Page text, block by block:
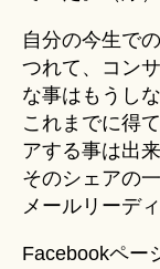
自分の今生で
つれて、コン
な事はもうし
これまでに得
アする事は出
そのシェアの
メールリーデ
Facebookペー